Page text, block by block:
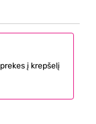
į krepšelį